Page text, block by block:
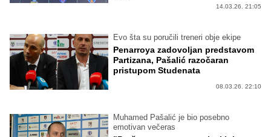
14.03.26. 21:05
Evo šta su poručili treneri obje ekipe
Penarroya zadovoljan predstavom
Partizana, Pašalić razočaran
pristupom Studenata
08.03.26. 22:10
Muhamed Pašalić je bio posebno
emotivan večeras